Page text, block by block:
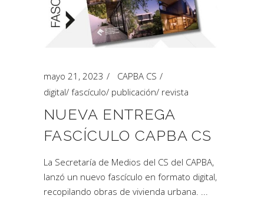
mayo 21, 2023
CAPBA CS
digital/ fascículo/ publicación/ revista
NUEVA ENTREGA
FASCÍCULO CAPBA CS
La Secretaría de Medios del CS del CAPBA,
lanzó un nuevo fascículo en formato digital,
recopilando obras de vivienda urbana.